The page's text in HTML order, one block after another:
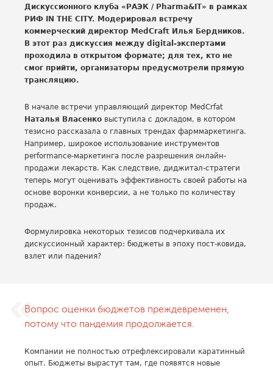
Дискуссионного клуба «РАЭК / Pharma&IT» в рамках
РИФ IN THE CITY. Модерировал встречу
коммерческий директор MedCraft Илья Бердников.
В этот раз дискуссия между digital-экспертами
проходила в открытом формате; для тех, кто не
смог прийти, организаторы предусмотрели прямую
трансляцию.
В начале встречи управляющий директор MedСrfat
Наталья Власенко выступила с докладом, в котором
тезисно рассказала о главных трендах фарммаркетинга.
Например, широкое использование инструментов
performance-маркетинга после разрешения онлайн-
продажи лекарств. Как следствие, диджитал-стратеги
теперь могут оценивать эффективность своей работы на
основе воронки конверсии, а не только по количеству
продаж.
Формулировка некоторых тезисов подчеркивала их
дискуссионный характер: бюджеты в эпоху пост-ковида,
взлет или падения?
Вопрос оценки бюджетов преждевременен,
потому что пандемия продолжается.
Компании не полностью отрефлексировали каратинный
опыт. Бюджеты вырастут там, где появятся новые